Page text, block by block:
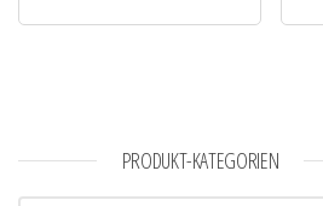
PRODUKT-KATEGORIEN